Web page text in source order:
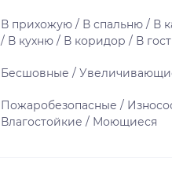
В прихожую / В спальню / В
/ В кухню / В коридор / В
Бесшовные /
Пожаробезопасные /
Влагостойкие / Моющиеся